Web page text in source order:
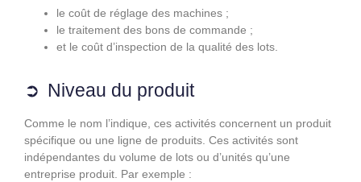
le coût de réglage des machines ;
le traitement des bons de commande ;
et le coût d’inspection de la qualité des lots.
Niveau du produit
Comme le nom l’indique, ces activités concernent un produit
spécifique ou une ligne de produits. Ces activités sont
indépendantes du volume de lots ou d’unités qu’une
entreprise produit. Par exemple :